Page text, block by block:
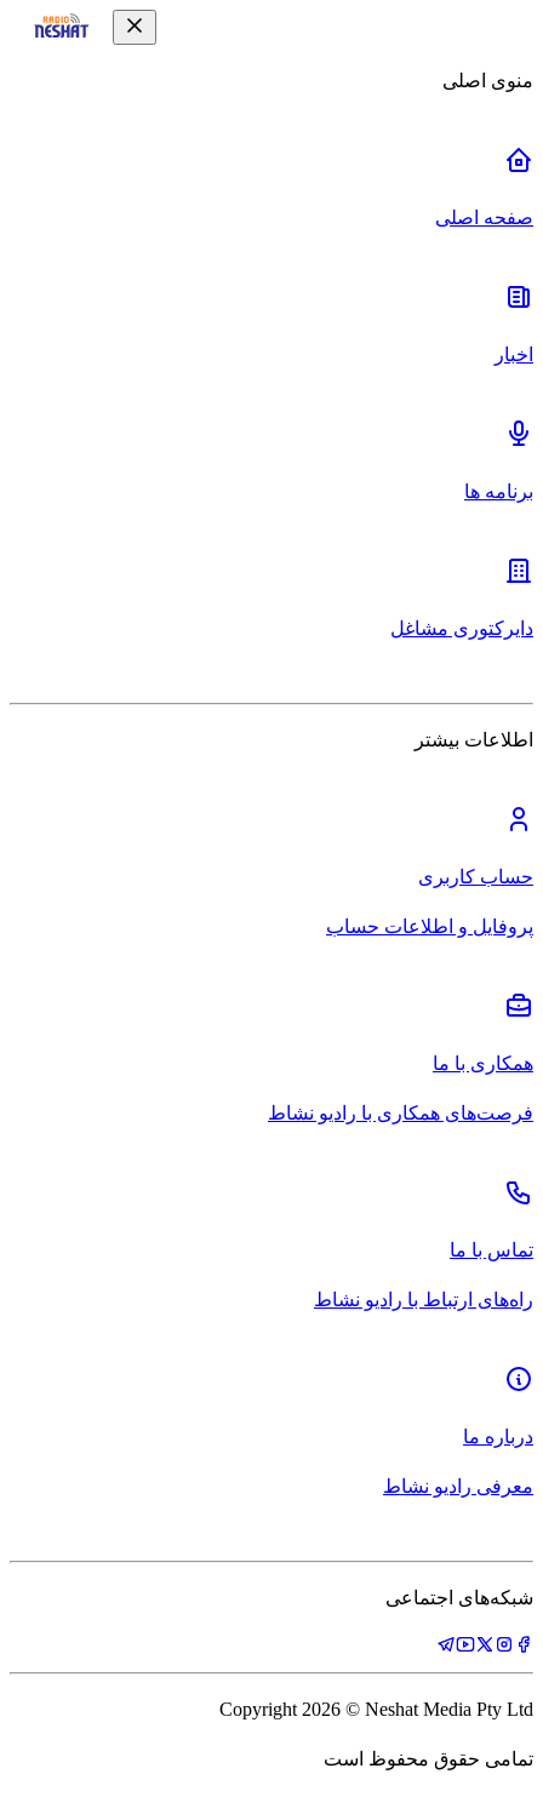
منوی اصلی
صفحه اصلی
اخبار
برنامه ها
دایرکتوری مشاغل
اطلاعات بیشتر
حساب کاربری
پروفایل و اطلاعات حساب
همکاری با ما
فرصت‌های همکاری با رادیو نشاط
تماس با ما
راه‌های ارتباط با رادیو نشاط
درباره ما
معرفی رادیو نشاط
شبکه‌های اجتماعی
Copyright 2026 © Neshat Media Pty Ltd
تمامی حقوق محفوظ است